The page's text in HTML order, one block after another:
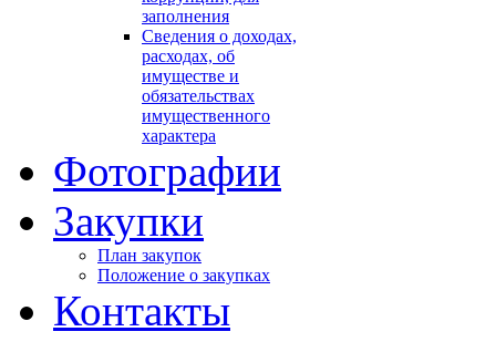
заполнения
Сведения о доходах,
расходах, об
имуществе и
обязательствах
имущественного
характера
Фотографии
Закупки
План закупок
Положение о закупках
Контакты